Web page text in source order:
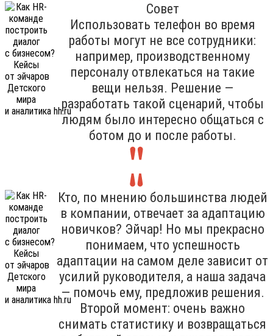
Совет
Использовать телефон во время
работы могут не все сотрудники:
например, производственному
персоналу отвлекаться на такие
вещи нельзя. Решение —
разработать такой сценарий, чтобы
людям было интересно общаться с
ботом до и после работы.
Кто, по мнению большинства людей
в компании, отвечает за адаптацию
новичков? Эйчар! Но мы прекрасно
понимаем, что успешность
адаптации на самом деле зависит от
усилий руководителя, а наша задача
— помочь ему, предложив решения.
Второй момент: очень важно
снимать статистику и возвращаться